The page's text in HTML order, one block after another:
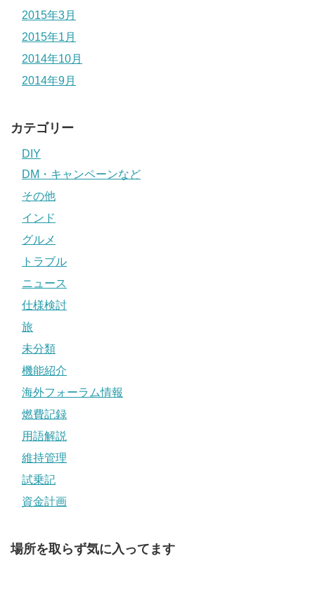
2015年3月
2015年1月
2014年10月
2014年9月
カテゴリー
DIY
DM・キャンペーンなど
その他
インド
グルメ
トラブル
ニュース
仕様検討
旅
未分類
機能紹介
海外フォーラム情報
燃費記録
用語解説
維持管理
試乗記
資金計画
場所を取らず気に入ってます